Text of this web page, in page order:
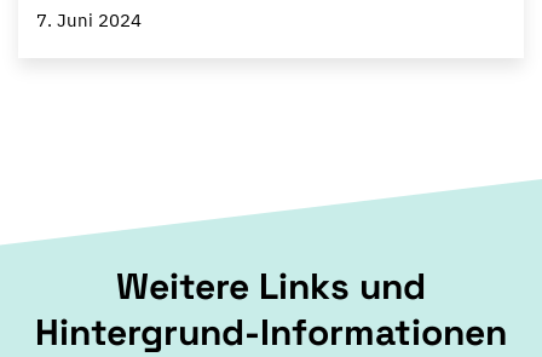
7. Juni 2024
Weitere Links und
Hintergrund-Informationen